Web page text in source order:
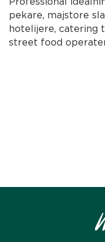
pekare, majstore
hotelijere, catering
street food